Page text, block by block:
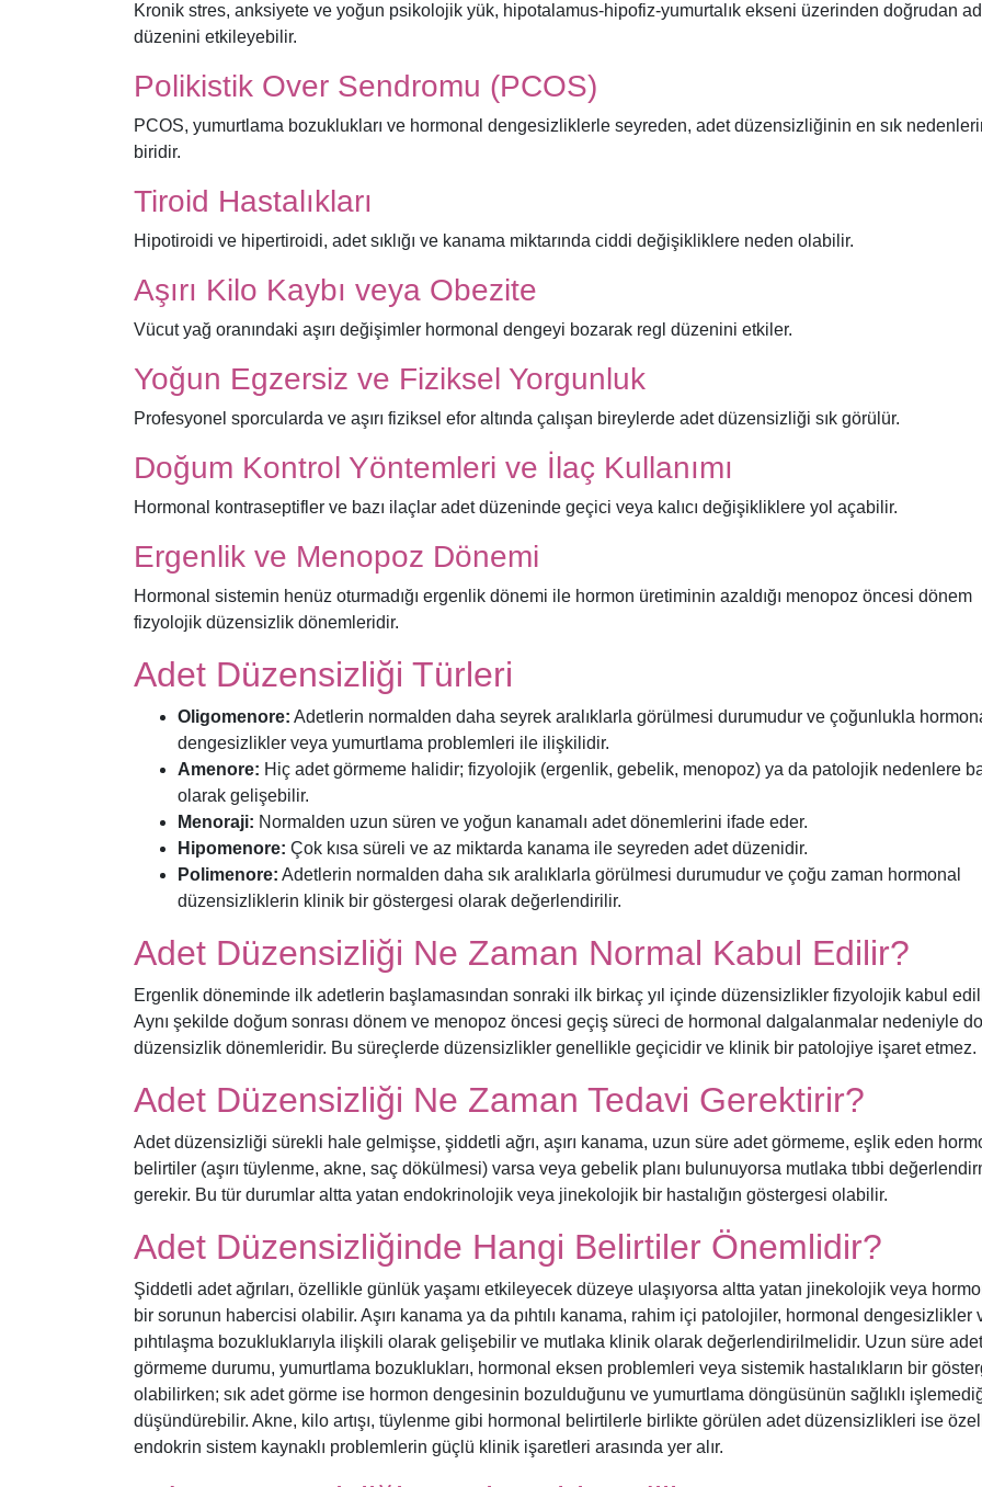
Kronik stres, anksiyete ve yoğun psikolojik yük, hipotalamus-hipofiz-yumurtalık ekseni üzerinden doğrudan
düzenini etkileyebilir.
Polikistik Over Sendromu (PCOS)
PCOS, yumurtlama bozuklukları ve hormonal dengesizliklerle seyreden, adet düzensizliğinin en sık
biridir.
Tiroid Hastalıkları
Hipotiroidi ve hipertiroidi, adet sıklığı ve kanama miktarında ciddi değişikliklere neden olabilir.
Aşırı Kilo Kaybı veya Obezite
Vücut yağ oranındaki aşırı değişimler hormonal dengeyi bozarak regl düzenini etkiler.
Yoğun Egzersiz ve Fiziksel Yorgunluk
Profesyonel sporcularda ve aşırı fiziksel efor altında çalışan bireylerde adet düzensizliği sık görülür.
Doğum Kontrol Yöntemleri ve İlaç Kullanımı
Hormonal kontraseptifler ve bazı ilaçlar adet düzeninde geçici veya kalıcı değişikliklere yol açabilir.
Ergenlik ve Menopoz Dönemi
Hormonal sistemin henüz oturmadığı ergenlik dönemi ile hormon üretiminin azaldığı menopoz öncesi dönem
fizyolojik düzensizlik dönemleridir.
Adet Düzensizliği Türleri
Oligomenore: Adetlerin normalden daha seyrek aralıklarla görülmesi durumudur ve çoğunlukla
dengesizlikler veya yumurtlama problemleri ile ilişkilidir.
Amenore: Hiç adet görmeme halidir; fizyolojik (ergenlik, gebelik, menopoz) ya da patolojik nedenlere
olarak gelişebilir.
Menoraji: Normalden uzun süren ve yoğun kanamalı adet dönemlerini ifade eder.
Hipomenore: Çok kısa süreli ve az miktarda kanama ile seyreden adet düzenidir.
Polimenore: Adetlerin normalden daha sık aralıklarla görülmesi durumudur ve çoğu zaman hormonal
düzensizliklerin klinik bir göstergesi olarak değerlendirilir.
Adet Düzensizliği Ne Zaman Normal Kabul Edilir?
Ergenlik döneminde ilk adetlerin başlamasından sonraki ilk birkaç yıl içinde düzensizlikler fizyolojik kabul
Aynı şekilde doğum sonrası dönem ve menopoz öncesi geçiş süreci de hormonal dalgalanmalar nedeniyle
düzensizlik dönemleridir. Bu süreçlerde düzensizlikler genellikle geçicidir ve klinik bir patolojiye işaret etmez.
Adet Düzensizliği Ne Zaman Tedavi Gerektirir?
Adet düzensizliği sürekli hale gelmişse, şiddetli ağrı, aşırı kanama, uzun süre adet görmeme, eşlik eden
belirtiler (aşırı tüylenme, akne, saç dökülmesi) varsa veya gebelik planı bulunuyorsa mutlaka tıbbi
gerekir. Bu tür durumlar altta yatan endokrinolojik veya jinekolojik bir hastalığın göstergesi olabilir.
Adet Düzensizliğinde Hangi Belirtiler Önemlidir?
Şiddetli adet ağrıları, özellikle günlük yaşamı etkileyecek düzeye ulaşıyorsa altta yatan jinekolojik veya
bir sorunun habercisi olabilir. Aşırı kanama ya da pıhtılı kanama, rahim içi patolojiler, hormonal dengesizlikler
pıhtılaşma bozukluklarıyla ilişkili olarak gelişebilir ve mutlaka klinik olarak değerlendirilmelidir. Uzun süre adet
görmeme durumu, yumurtlama bozuklukları, hormonal eksen problemleri veya sistemik hastalıkların bir
olabilirken; sık adet görme ise hormon dengesinin bozulduğunu ve yumurtlama döngüsünün sağlıklı
düşündürebilir. Akne, kilo artışı, tüylenme gibi hormonal belirtilerle birlikte görülen adet düzensizlikleri ise
endokrin sistem kaynaklı problemlerin güçlü klinik işaretleri arasında yer alır.